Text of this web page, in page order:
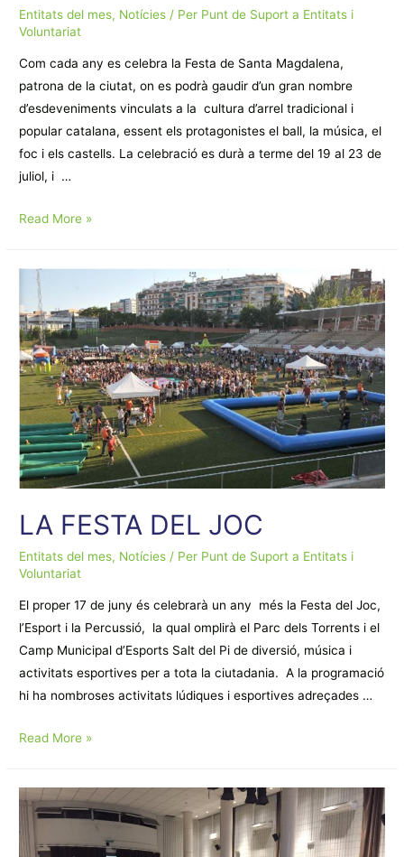
Entitats del mes, Notícies / Per Punt de Suport a Entitats i
Voluntariat
Com cada any es celebra la Festa de Santa Magdalena,
patrona de la ciutat, on es podrà gaudir d’un gran nombre
d’esdeveniments vinculats a la cultura d’arrel tradicional i
popular catalana, essent els protagonistes el ball, la música, el
foc i els castells. La celebració es durà a terme del 19 al 23 de
juliol, i …
ACTIVITAT
FESTA
DE
SANTA
MAGDALENA
Read More »
LA FESTA DEL JOC
Entitats del mes, Notícies / Per Punt de Suport a Entitats i
Voluntariat
El proper 17 de juny és celebrarà un any més la Festa del Joc,
l’Esport i la Percussió, la qual omplirà el Parc dels Torrents i el
Camp Municipal d’Esports Salt del Pi de diversió, música i
activitats esportives per a tota la ciutadania. A la programació
hi ha nombroses activitats lúdiques i esportives adreçades …
LA
JOC
Read More »